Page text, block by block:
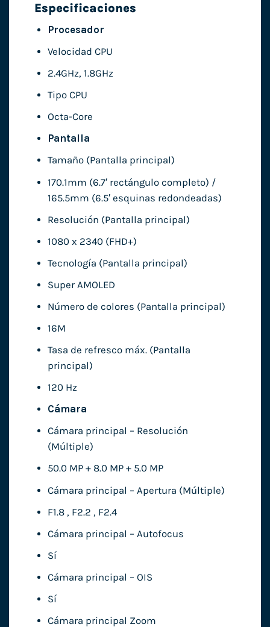
Especificaciones
Procesador
Velocidad CPU
2.4GHz, 1.8GHz
Tipo CPU
Octa-Core
Pantalla
Tamaño (Pantalla principal)
170.1mm (6.7′ rectángulo completo) /
165.5mm (6.5′ esquinas redondeadas)
Resolución (Pantalla principal)
1080 x 2340 (FHD+)
Tecnología (Pantalla principal)
Super AMOLED
Número de colores (Pantalla principal)
16M
Tasa de refresco máx. (Pantalla
principal)
120 Hz
Cámara
Cámara principal – Resolución
(Múltiple)
50.0 MP + 8.0 MP + 5.0 MP
Cámara principal – Apertura (Múltiple)
F1.8 , F2.2 , F2.4
Cámara principal – Autofocus
Sí
Cámara principal – OIS
Sí
Cámara principal Zoom